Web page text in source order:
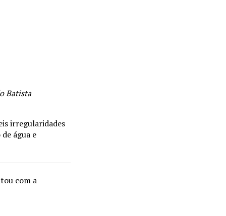
Batista
irregularidades
água e
com a